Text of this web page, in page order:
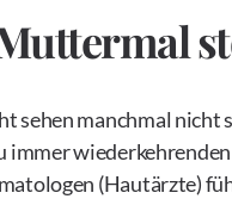
sehen manchmal nicht
immer
(Hautärzte)